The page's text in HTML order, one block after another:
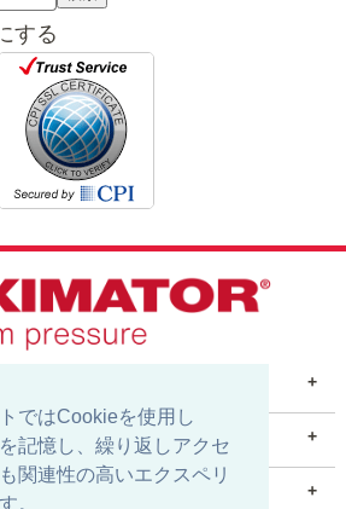
ではCookieを使用し
記憶し、繰り返しアクセ
関連性の高いエクスペリ
。
する
+
+
+